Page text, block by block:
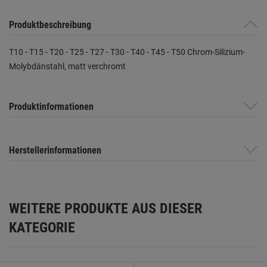
Produktbeschreibung
T10 - T15 - T20 - T25 - T27 - T30 - T40 - T45 - T50 Chrom-Silizium-
Molybdänstahl, matt verchromt
Produktinformationen
Herstellerinformationen
WEITERE PRODUKTE AUS DIESER
KATEGORIE